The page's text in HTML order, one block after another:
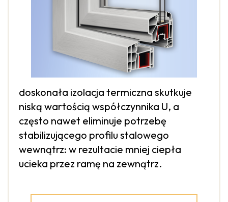
doskonała izolacja termiczna skutkuje
niską wartością współczynnika U, a
często nawet eliminuje potrzebę
stabilizującego profilu stalowego
wewnątrz: w rezultacie mniej ciepła
ucieka przez ramę na zewnątrz.